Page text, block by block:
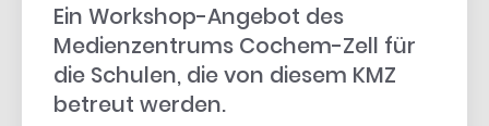
Ein Workshop-Angebot des
Medienzentrums Cochem-Zell für
die Schulen, die von diesem KMZ
betreut werden.